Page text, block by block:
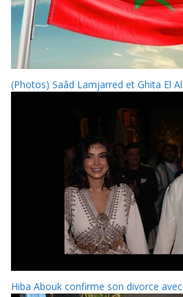
(Photos) Saâd Lamjarred et Ghita El
Hiba Abouk confirme son divorce